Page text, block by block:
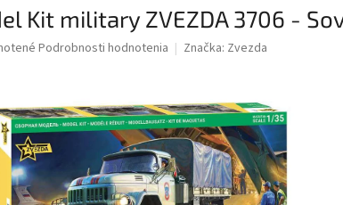
Kit military ZVEZDA 3706 -
Podrobnosti hodnotenia Značka: Zvezda